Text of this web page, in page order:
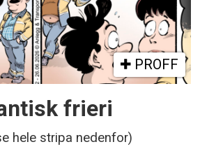
PROFF
frieri
hele stripa nedenfor)